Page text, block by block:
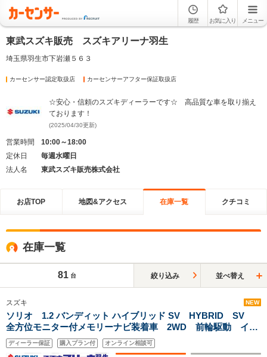
履歴 お気に入り メニュー
東武スズキ販売 スズキアリーナ羽生
埼玉県羽生市下岩瀬５６３
カーセンサー認定取扱店 カーセンサーアフター保証取扱店
☆安心・信頼のスズキディーラーです☆ 高品質な車を取り揃え
ております！
(2025/04/30更新)
営業時間
10:00～18:00
定休日
毎週水曜日
法人名
東武スズキ販売株式会社
お店TOP 地図&アクセス 在庫一覧 クチコミ
在庫一覧
81 台 絞り込み 並べ替え
スズキ NEW
ソリオ 1.2 バンディット ハイブリッド SV HYBRID SV
全方位モニター付メモリーナビ装着車 2WD 前輪駆動 イン
パネ5AGS デュアルカメラブレーキサポート 運転席・助手
席・サイド・カーテン
ディーラー保証 購入プラン付 オンライン相談可